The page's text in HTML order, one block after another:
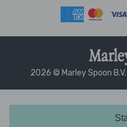
2026 © Marley Spoon